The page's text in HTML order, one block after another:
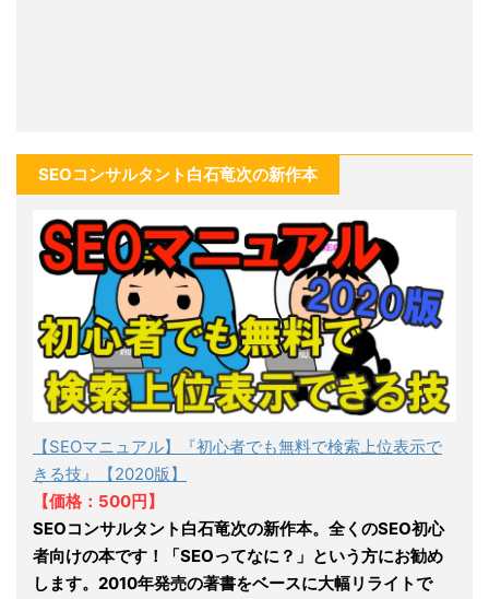
SEOコンサルタント白石竜次の新作本
【SEOマニュアル】『初心者でも無料で検索上位表示で
きる技』【2020版】
【価格：500円】
SEOコンサルタント白石竜次の新作本。全くのSEO初心
者向けの本です！「SEOってなに？」という方にお勧め
します。2010年発売の著書をベースに大幅リライトで